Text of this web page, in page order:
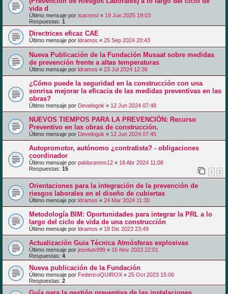
vida d
Último mensaje por isaconst « 19 Jun 2025 19:03
Respuestas: 1
Directrices eficaz CAE
Último mensaje por ldramos « 25 Sep 2024 20:43
Nueva Publicación de la Fundación Musaat sobre medidas
de prevención frente a altas temperaturas
Último mensaje por ldramos « 23 Jul 2024 12:36
¿Cómo puede la seguridad en la construcción con una
sonrisa mejorar la eficacia de las medidas preventivas en las
obras?
Último mensaje por Develogok « 12 Jun 2024 07:48
NUEVOS TIEMPOS PARA LA PREVENCIÓN: Recurso
Preventivo en las obras de construcción.
Último mensaje por Develogok « 12 Jun 2024 07:45
Autopromotor, autónomo ¿contratista? - obligaciones
coordinador
Último mensaje por pabloramos12 « 18 Abr 2024 11:08
Respuestas: 15 1 2
Orientaciones para la integración de la prevención de
riesgos laborales en el diseño de cubiertas
Último mensaje por ldramos « 24 Mar 2024 11:30
Metodología BIM: Oportunidades para integrar la PRL a lo
largo del ciclo de vida de una construcción
Último mensaje por ldramos « 18 Dic 2023 23:49
Actualización Guia Técnica Atmósferas explosivas
Último mensaje por joseluis999 « 16 Nov 2023 22:01
Respuestas: 4
Nueva publicación de la Fundación
Último mensaje por FedericoQUIROX « 25 Oct 2023 15:06
Respuestas: 2